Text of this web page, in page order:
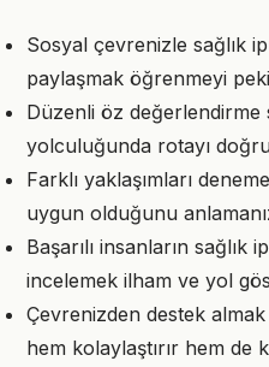
Sosyal çevrenizle sağlık
paylaşmak öğrenmeyi
Düzenli öz değerlendirme
yolculuğunda rotayı
Farklı yaklaşımları
uygun olduğunu
Başarılı insanların sağlık
incelemek ilham ve yol
Çevrenizden destek
hem kolaylaştırır hem de